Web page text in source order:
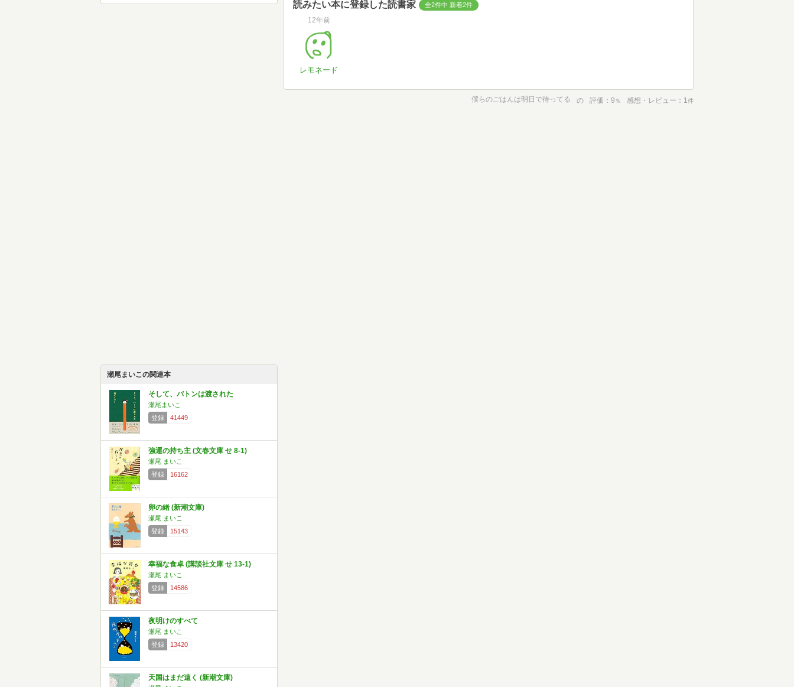
瀬尾まいこの関連本
そして、バトンは渡された
瀬尾まいこ
登録
41449
強運の持ち主 (文春文庫 せ 8-1)
瀬尾 まいこ
登録
16162
卵の緒 (新潮文庫)
瀬尾 まいこ
登録
15143
幸福な食卓 (講談社文庫 せ 13-1)
瀬尾 まいこ
登録
14586
夜明けのすべて
瀬尾 まいこ
登録
13420
天国はまだ遠く (新潮文庫)
読みたい本に登録した読書家 全2件中 新着2件
12年前
レモネード
僕らのごはんは明日で待ってる の 評価 9 ％ 感想・レビュー 1件